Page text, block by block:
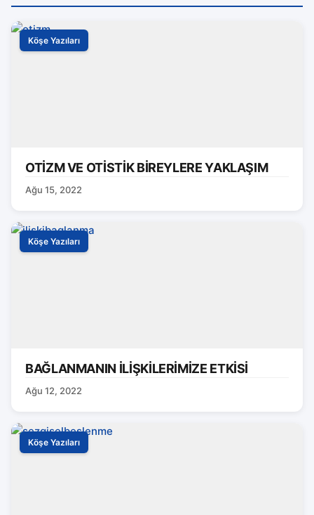
Köşe Yazıları
OTİZM VE OTİSTİK BİREYLERE YAKLAŞIM
Ağu 15, 2022
Köşe Yazıları
BAĞLANMANIN İLİŞKİLERİMİZE ETKİSİ
Ağu 12, 2022
Köşe Yazıları